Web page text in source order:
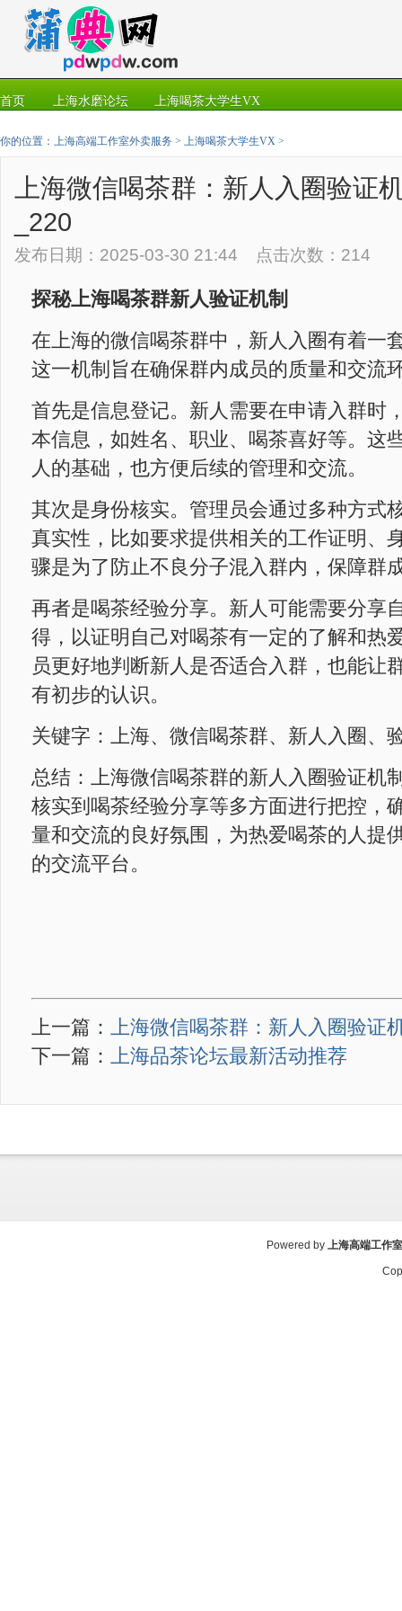
首页 上海水磨论坛 上海喝茶大学生VX
你的位置： 上海高端工作室外卖服务 > 上海喝茶大学生VX >
上海微信喝茶群：新人入圈验证
_220
发布日期：2025-03-30 21:44 点击次数：214
探秘上海喝茶群新人验证机制
在上海的微信喝茶群中，新人入圈有着一
这一机制旨在确保群内成员的质量和交流
首先是信息登记。新人需要在申请入群时
本信息，如姓名、职业、喝茶喜好等。这
人的基础，也方便后续的管理和交流。
其次是身份核实。管理员会通过多种方式
真实性，比如要求提供相关的工作证明、
骤是为了防止不良分子混入群内，保障群
再者是喝茶经验分享。新人可能需要分享
得，以证明自己对喝茶有一定的了解和热
员更好地判断新人是否适合入群，也能让
有初步的认识。
关键字：上海、微信喝茶群、新人入圈、
总结：上海微信喝茶群的新人入圈验证机
核实到喝茶经验分享等多方面进行把控，
量和交流的良好氛围，为热爱喝茶的人提
的交流平台。
上一篇： 上海微信喝茶群：新人入圈验证
下一篇： 上海品茶论坛最新活动推荐
Powered by 上海高端工作